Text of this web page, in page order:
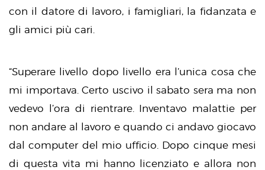
con il datore di lavoro, i famigliari, la fidanzata e
gli amici più cari.
“Superare livello dopo livello era l’unica cosa che
mi importava. Certo uscivo il sabato sera ma non
vedevo l’ora di rientrare. Inventavo malattie per
non andare al lavoro e quando ci andavo giocavo
dal computer del mio ufficio. Dopo cinque mesi
di questa vita mi hanno licenziato e allora non